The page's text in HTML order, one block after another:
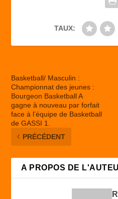
TAUX:
Basketball/ Masculin :
Championnat des jeunes :
Bourgeon Basketball A
gagne à nouveau par forfait
face à l’équipe de Basketball
de GASSI 1.
PRÉCÉDENT
A PROPOS DE